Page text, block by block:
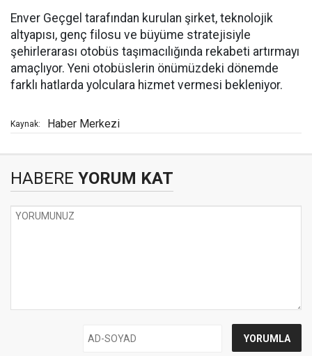
Enver Geçgel tarafından kurulan şirket, teknolojik
altyapısı, genç filosu ve büyüme stratejisiyle
şehirlerarası otobüs taşımacılığında rekabeti artırmayı
amaçlıyor. Yeni otobüslerin önümüzdeki dönemde
farklı hatlarda yolculara hizmet vermesi bekleniyor.
Kaynak: Haber Merkezi
HABERE YORUM KAT